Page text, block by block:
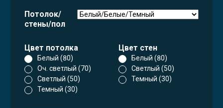
Потолок/
стены/пол
Цвет потолка
Белый (80)
Оч. светлый (70)
Светлый (50)
Темный (30)
Цвет стен
Белый (80)
Светлый (50)
Темный (30)